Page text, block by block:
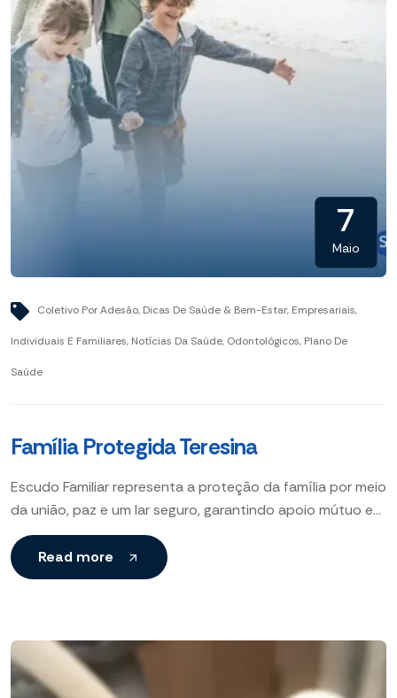
7
Maio
Coletivo Por Adesão, Dicas De Saúde & Bem-Estar, Empresariais,
Individuais E Familiares, Notícias Da Saúde, Odontológicos, Plano De
Saúde
Família Protegida Teresina
Escudo Familiar representa a proteção da família por meio
da união, paz e um lar seguro, garantindo apoio mútuo e
um ambiente harmonioso que fortalece
Read more